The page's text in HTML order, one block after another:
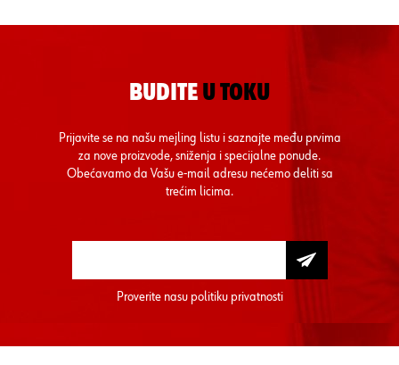
BUDITE U TOKU
Prijavite se na našu mejling listu i saznajte među prvima
za nove proizvode, sniženja i specijalne ponude.
Obećavamo da Vašu e-mail adresu nećemo deliti sa
trećim licima.
Proverite nasu politiku privatnosti